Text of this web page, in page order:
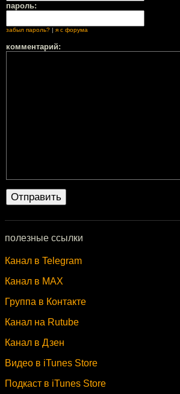
пароль:
забыл пароль? | я с форума
комментарий:
полезные ссылки
Канал в Telegram
Канал в MAX
Группа в Контакте
Канал на Rutube
Канал в Дзен
Видео в iTunes Store
Подкаст в iTunes Store